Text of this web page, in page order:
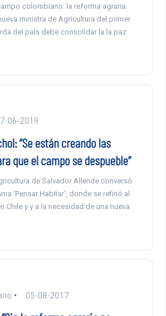
colombiano: la reforma agraria.
ministra de Agricultura del primer
del país debe consolidar la la paz
06-2019
“Se están creando las
que el campo se despueble”
de Salvador Allende conversó
‘Pensar Habitar’, donde se refirió al
Chile y y a la necesidad de una nueva
05-08-2017